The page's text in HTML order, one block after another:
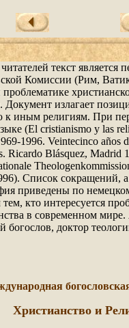
текст является
Комиссии (Рим,
Документ излагает
иным религиям. При
(El cristianismo y las
1996. Veintecinco años
Ricardo Blásquez, Madrid
Список сокращений,
приведены по
кто интересуется
в современном
богослов, доктор
Христианство и